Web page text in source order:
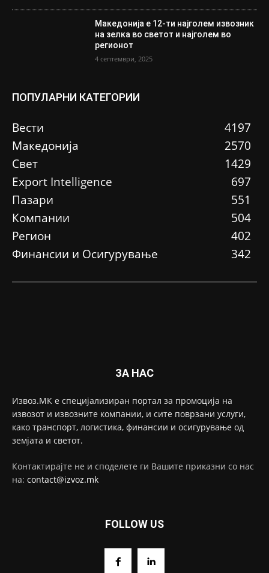
Македонија е 12-ти најголем извозник
на зелка во светот и најголем во
регионот
4 септември, 2025
ПОПУЛАРНИ КАТЕГОРИИ
Вести
4197
Македонија
2570
Свет
1429
Еxport Intelligence
697
Пазари
551
Компании
504
Регион
402
Финансии и Осигурување
342
ЗА НАС
Извоз.МК е специјализиран портал за промоција на
извозот и извозните компании, и сите поврзани услуги,
како транспорт, логистика, финансии и осигурување од
земјата и светот.
Контактирајте не и споделете ги Вашите приказни со нас
на: contact@izvoz.mk
FOLLOW US